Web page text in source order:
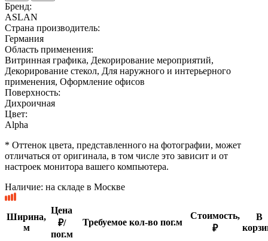
Бренд:
ASLAN
Страна производитель:
Германия
Область применения:
Витринная графика, Декорирование мероприятий,
Декорирование стекол, Для наружного и интерьерного
применения, Оформление офисов
Поверхность:
Дихроичная
Цвет:
Alpha
* Оттенок цвета, представленного на фотографии, может
отличаться от оригинала, в том числе это зависит и от
настроек монитора вашего компьютера.
Наличие: на складе в Москве
Ширина,
м
Цена
₽/
пог.м
Требуемое кол-во пог.м
Стоимость,
₽
В